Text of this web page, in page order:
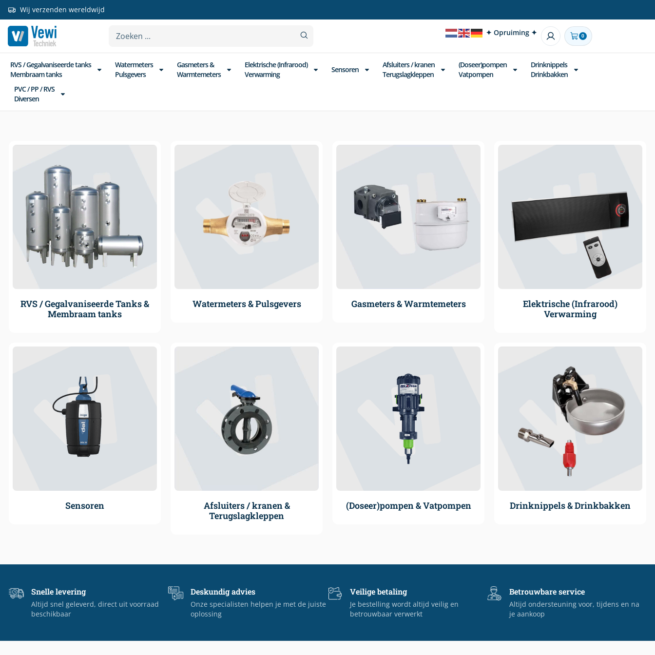
Wij verzenden wereldwijd
✦ Opruiming ✦ 0
RVS / Gegalvaniseerde tanks
Membraam tanks
Watermeters
Pulsgevers
Gasmeters &
Warmtemeters
Elektrische (Infrarood)
Verwarming
Sensoren
Afsluiters / kranen
Terugslagkleppen
(Doseer)pompen
Vatpompen
Drinknippels
Drinkbakken
PVC / PP / RVS
Diversen
RVS / Gegalvaniseerde Tanks &
Membraam tanks
Watermeters & Pulsgevers Gasmeters & Warmtemeters
Elektrische (Infrarood)
Verwarming
Sensoren
Afsluiters / kranen &
Terugslagkleppen
(Doseer)pompen & Vatpompen Drinknippels & Drinkbakken
Snelle levering
Altijd snel geleverd, direct uit voorraad
beschikbaar
Deskundig advies
Onze specialisten helpen je met de juiste
oplossing
Veilige betaling
Je bestelling wordt altijd veilig en
betrouwbaar verwerkt
Betrouwbare service
Altijd ondersteuning voor, tijdens en na
je aankoop